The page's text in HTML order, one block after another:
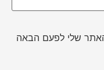
שלי לפעם הבאה